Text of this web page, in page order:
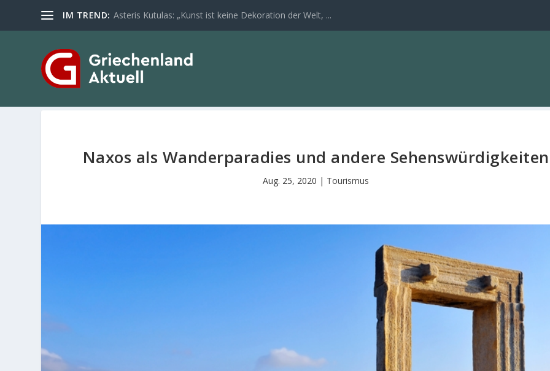
IM TREND: Asteris Kutulas: „Kunst ist keine Dekoration der Welt, ...
Naxos als Wanderparadies und andere Sehenswürdigkeiten
Aug. 25, 2020 | Tourismus